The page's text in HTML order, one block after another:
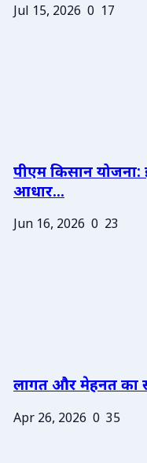
Jul 15, 2026 0 17
पीएम किसान
आधार...
Jun 16, 2026 0 23
लागत और मेहनत का
Apr 26, 2026 0 35